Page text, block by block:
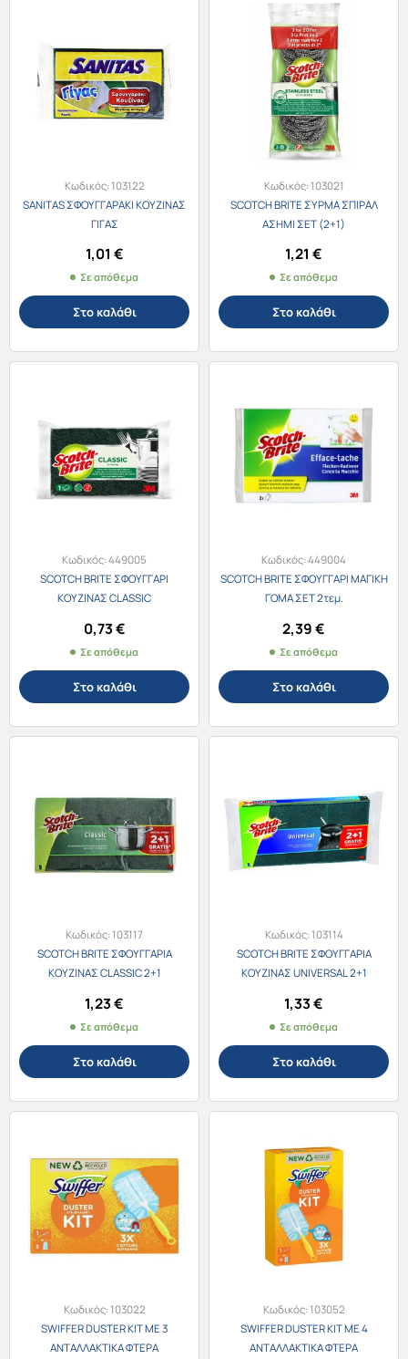
Κωδικός:103122
SANITAS ΣΦΟΥΓΓΑΡAKI ΚΟΥΖΙΝΑΣ
ΓΙΓΑΣ
1,01 €
Σε απόθεμα
Στο καλάθι
Κωδικός:103021
SCOTCH BRITE ΣΥΡΜΑ ΣΠΙΡΑΛ
ΑΣΗΜΙ ΣΕΤ (2+1)
1,21 €
Σε απόθεμα
Στο καλάθι
Κωδικός:449005
SCOTCH BRITE ΣΦΟΥΓΓΑΡΙ
ΚΟΥΖΙΝΑΣ CLASSIC
0,73€
Σε απόθεμα
Στο καλάθι
Κωδικός:449004
SCOTCH BRITE ΣΦΟΥΓΓΑΡΙ ΜΑΓΙΚΗ
ΓΟΜΑ ΣΕΤ 2τεμ.
2,39€
Σε απόθεμα
Στο καλάθι
Κωδικός:103117
SCOTCH BRITE ΣΦΟΥΓΓΑΡΙA
ΚΟΥΖΙΝΑΣ CLASSIC 2+1
1,23€
Σε απόθεμα
Στο καλάθι
Κωδικός:103114
SCOTCH BRITE ΣΦΟΥΓΓΑΡΙA
ΚΟΥΖΙΝΑΣ UNIVERSAL 2+1
1,33€
Σε απόθεμα
Στο καλάθι
Κωδικός:103022
SWIFFER DUSTER KIT ME 3
ΑΝΤΑΛΛΑΚΤΙΚΑ ΦΤΕΡΑ
Κωδικός:103052
SWIFFER DUSTER KIT ME 4
ΑΝΤΑΛΛΑΚΤΙΚΑ ΦΤΕΡΑ